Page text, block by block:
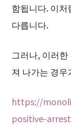
함됩니다. 이
다릅니다.
그러나, 이러
져 나가는 경
https://
positive-